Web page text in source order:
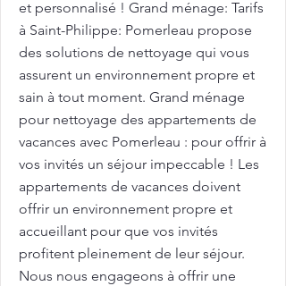
et personnalisé ! Grand ménage: Tarifs
à Saint-Philippe: Pomerleau propose
des solutions de nettoyage qui vous
assurent un environnement propre et
sain à tout moment. Grand ménage
pour nettoyage des appartements de
vacances avec Pomerleau : pour offrir à
vos invités un séjour impeccable ! Les
appartements de vacances doivent
offrir un environnement propre et
accueillant pour que vos invités
profitent pleinement de leur séjour.
Nous nous engageons à offrir une